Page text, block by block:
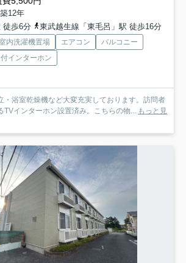
12年
徒歩6分
東武越生線「東毛呂」駅 徒歩16分
内洗濯機置場 エアコン
バルコニー
インターホン
・浴室乾燥機など大変充実しております。訪問者
TVインターホン設置済み。こちらの物...
もっと見